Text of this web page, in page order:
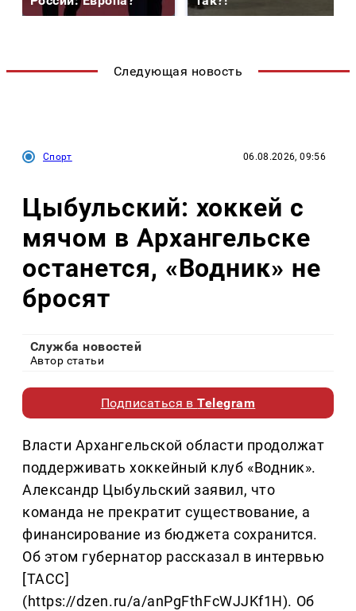
Следующая новость
Спорт 06.08.2026, 09:56
Цыбульский: хоккей с
мячом в Архангельске
останется, «Водник» не
бросят
Служба новостей
Автор статьи
Подписаться вTelegram
Власти Архангельской области продолжат
поддерживать хоккейный клуб «Водник».
Александр Цыбульский заявил, что
команда не прекратит существование, а
финансирование из бюджета сохранится.
Об этом губернатор рассказал в интервью
[ТАСС]
(https://dzen.ru/a/anPgFthFcWJJKf1H). Об